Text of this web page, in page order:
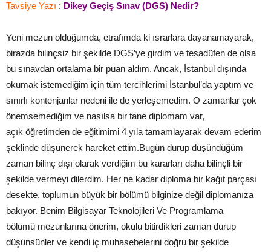
Tavsiye Yazı : Dikey Geçiş Sınav (DGS) Nedir?
Yeni mezun olduğumda, etrafımda ki ısrarlara dayanamayarak,
birazda bilinçsiz bir şekilde DGS’ye girdim ve tesadüfen de olsa
bu sınavdan ortalama bir puan aldım. Ancak, İstanbul dışında
okumak istemediğim için tüm tercihlerimi İstanbul’da yaptım ve
sınırlı kontenjanlar nedeni ile de yerleşemedim. O zamanlar çok
önemsemediğim ve nasılsa bir tane diplomam var,
açık öğretimden de eğitimimi 4 yıla tamamlayarak devam ederim
şeklinde düşünerek hareket ettim.Bugün durup düşündüğüm
zaman bilinç dışı olarak verdiğim bu kararları daha bilinçli bir
şekilde vermeyi dilerdim. Her ne kadar diploma bir kağıt parçası
desekte, toplumun büyük bir bölümü bilginize değil diplomanıza
bakıyor. Benim Bilgisayar Teknolojileri Ve Programlama
bölümü mezunlarına önerim, okulu bitirdikleri zaman durup
düşünsünler ve kendi iç muhasebelerini doğru bir şekilde